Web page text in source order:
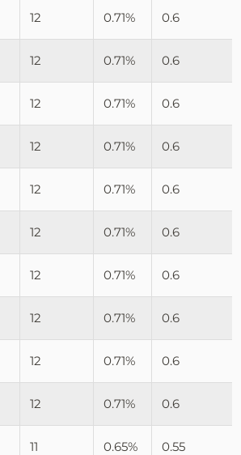
12 0.71% 0.6
12 0.71% 0.6
12 0.71% 0.6
12 0.71% 0.6
12 0.71% 0.6
12 0.71% 0.6
12 0.71% 0.6
12 0.71% 0.6
12 0.71% 0.6
12 0.71% 0.6
11 0.65% 0.55